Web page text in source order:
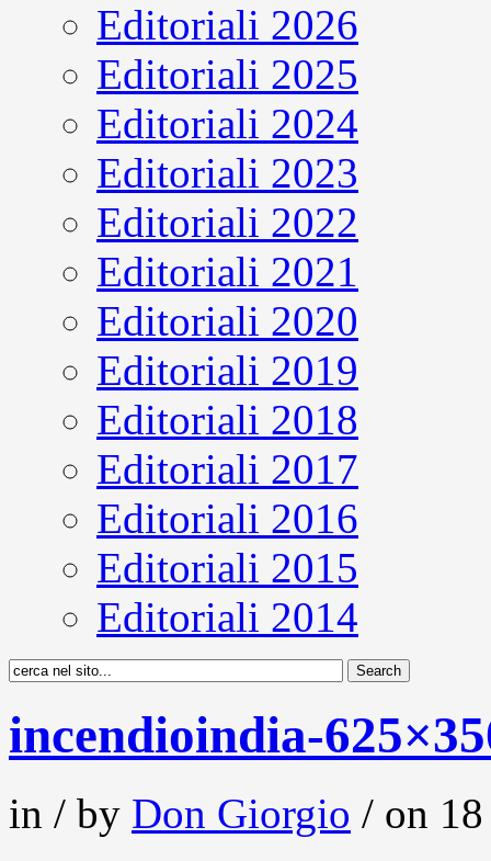
Editoriali 2026
Editoriali 2025
Editoriali 2024
Editoriali 2023
Editoriali 2022
Editoriali 2021
Editoriali 2020
Editoriali 2019
Editoriali 2018
Editoriali 2017
Editoriali 2016
Editoriali 2015
Editoriali 2014
incendioindia-
in / by Don Giorgio / on